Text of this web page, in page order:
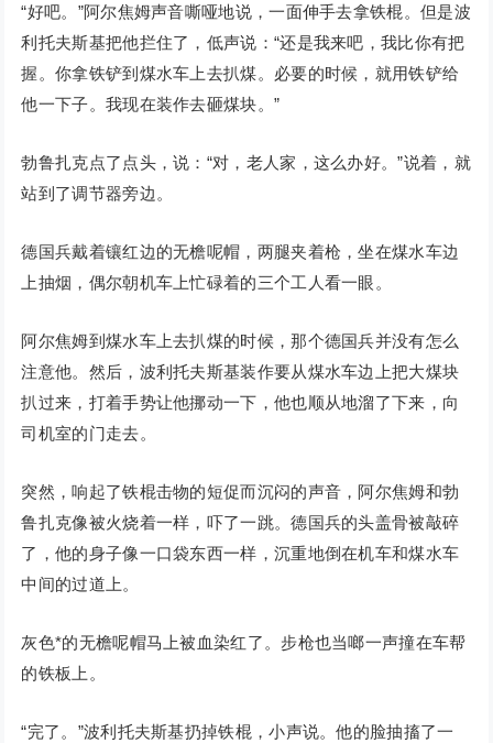
“好吧。”阿尔焦姆声音嘶哑地说，一面伸手去拿铁棍。但是波
利托夫斯基把他拦住了，低声说：“还是我来吧，我比你有把
握。你拿铁铲到煤水车上去扒煤。必要的时候，就用铁铲给
他一下子。我现在装作去砸煤块。”
勃鲁扎克点了点头，说：“对，老人家，这么办好。”说着，就
站到了调节器旁边。
德国兵戴着镶红边的无檐呢帽，两腿夹着枪，坐在煤水车边
上抽烟，偶尔朝机车上忙碌着的三个工人看一眼。
阿尔焦姆到煤水车上去扒煤的时候，那个德国兵并没有怎么
注意他。然后，波利托夫斯基装作要从煤水车边上把大煤块
扒过来，打着手势让他挪动一下，他也顺从地溜了下来，向
司机室的门走去。
突然，响起了铁棍击物的短促而沉闷的声音，阿尔焦姆和勃
鲁扎克像被火烧着一样，吓了一跳。德国兵的头盖骨被敲碎
了，他的身子像一口袋东西一样，沉重地倒在机车和煤水车
中间的过道上。
灰色*的无檐呢帽马上被血染红了。步枪也当啷一声撞在车帮
的铁板上。
“完了。”波利托夫斯基扔掉铁棍，小声说。他的脸抽搐了一